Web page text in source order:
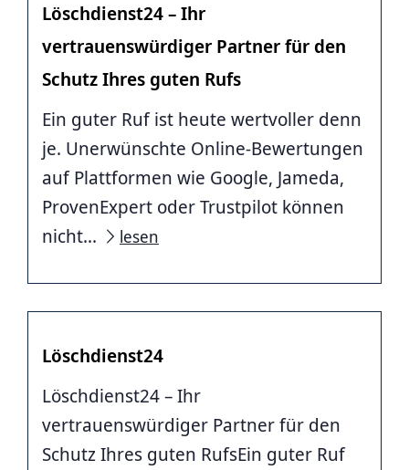
Löschdienst24 – Ihr
vertrauenswürdiger Partner für den
Schutz Ihres guten Rufs
Ein guter Ruf ist heute wertvoller denn
je. Unerwünschte Online-Bewertungen
auf Plattformen wie Google, Jameda,
ProvenExpert oder Trustpilot können
nicht...
lesen
Löschdienst24
Löschdienst24 – Ihr
vertrauenswürdiger Partner für den
Schutz Ihres guten RufsEin guter Ruf